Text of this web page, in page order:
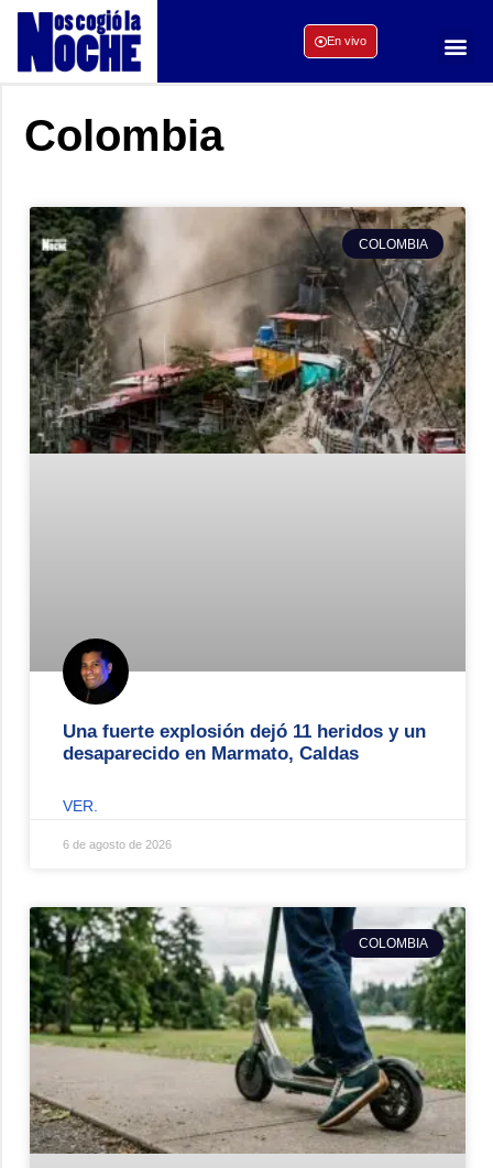
En vivo
Colombia
COLOMBIA
Una fuerte explosión dejó 11 heridos y un
desaparecido en Marmato, Caldas
VER.
6 de agosto de 2026
COLOMBIA